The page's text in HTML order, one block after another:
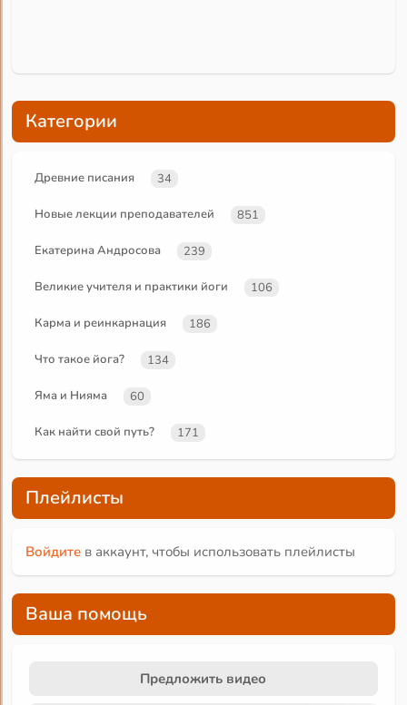
Категории
Древние писания 34
Новые лекции преподавателей 851
Екатерина Андросова 239
Великие учителя и практики йоги 106
Карма и реинкарнация 186
Что такое йога? 134
Яма и Нияма 60
Как найти свой путь? 171
Плейлисты
Войдите в аккаунт, чтобы использовать плейлисты
Ваша помощь
Предложить видео